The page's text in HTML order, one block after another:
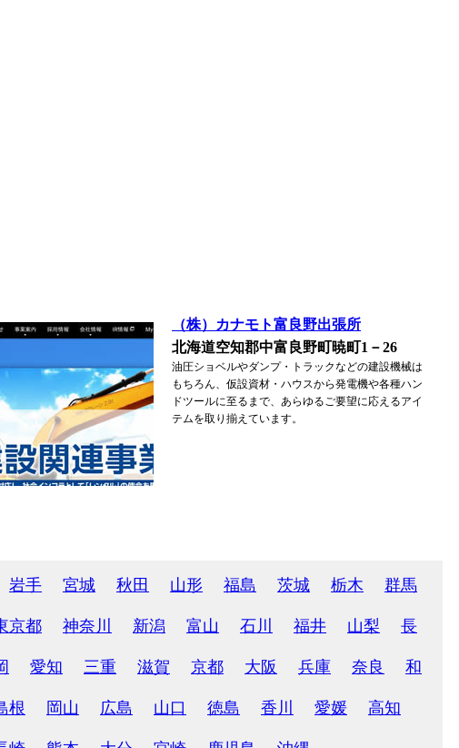
（株）カナモト富良野出張所
北海道空知郡中富良野町暁町1－26
油圧ショベルやダンプ・トラックなどの建設機械は
もちろん、仮設資材・ハウスから発電機や各種ハン
ドツールに至るまで、あらゆるご要望に応えるアイ
テムを取り揃えています。
岩手 宮城 秋田 山形 福島 茨城 栃木 群馬
京都 神奈川 新潟 富山 石川 福井 山梨 長
愛知 三重 滋賀 京都 大阪 兵庫 奈良 和
根 岡山 広島 山口 徳島 香川 愛媛 高知